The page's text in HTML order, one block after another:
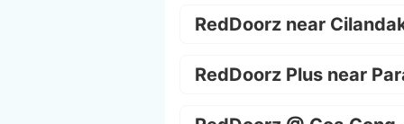
RedDoorz near
RedDoorz Plus near